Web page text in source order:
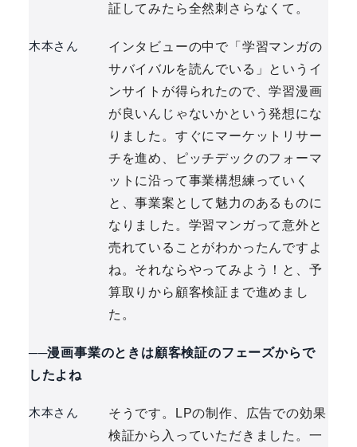
証してみたら全然刺さらなくて。
木本さん
インタビューの中で「学習マンガの
サバイバルを読んでいる」というイ
ンサイトが得られたので、学習漫画
が良いんじゃないかという発想にな
りました。すぐにマーケットリサー
チを進め、ピッチデックのフォーマ
ットに沿って事業構想練っていく
と、事業案として魅力のあるものに
なりました。学習マンガって意外と
売れていることがわかったんですよ
ね。それならやってみよう！と、予
算取りから顧客検証まで進めまし
た。
──漫画事業のときは顧客検証のフェーズからで
したよね
木本さん
そうです。LPの制作、広告での効果
検証から入っていただきました。一